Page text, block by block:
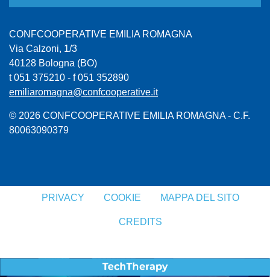
CONFCOOPERATIVE EMILIA ROMAGNA
Via Calzoni, 1/3
40128 Bologna (BO)
t 051 375210 - f 051 352890
emiliaromagna@confcooperative.it
© 2026 CONFCOOPERATIVE EMILIA ROMAGNA - C.F.
80063090379
PRIVACY COOKIE MAPPA DEL SITO
CREDITS